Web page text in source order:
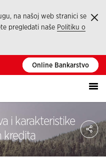
na našoj web stranici se
pregledati naše Politiku o
Online Bankarstvo
i karakteristike
kredita